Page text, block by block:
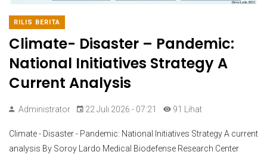
RILIS BERITA
Climate- Disaster – Pandemic:
National Initiatives Strategy A
Current Analysis
Administrator 22 Juli 2026 - 07:21 91 Lihat
Climate - Disaster - Pandemic: National Initiatives Strategy A current
analysis By Soroy Lardo Medical Biodefense Research Center